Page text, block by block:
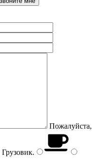
Пожалуйста,
Грузовик.